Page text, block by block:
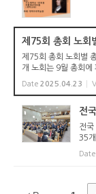
제75회 총회 노회
제75회 총회 노회별
개 노회는 9월 총회에
된 내용이다. 1) 강원
준 홍종국 2) 경기동...
Date 2025.04.23
전
전국
35
서
일(
Date